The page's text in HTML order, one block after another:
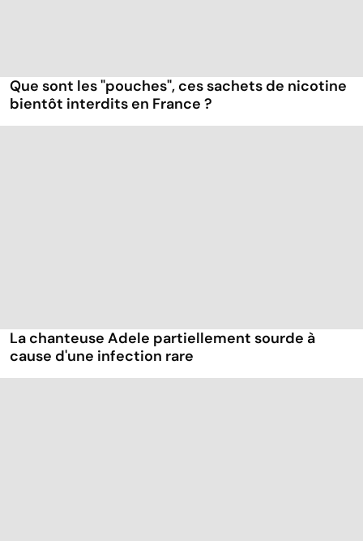
Que sont les "pouches", ces sachets de nicotine
bientôt interdits en France ?
La chanteuse Adele partiellement sourde à
cause d'une infection rare